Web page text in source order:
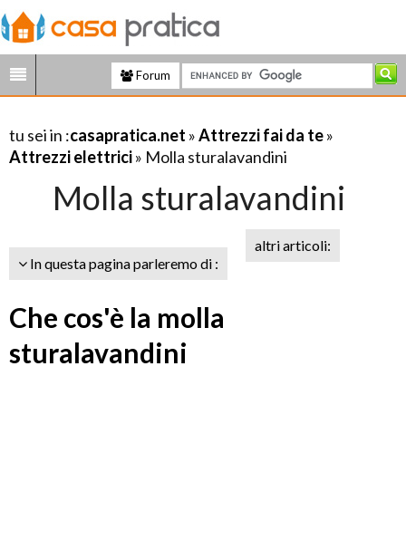
Forum
tu sei in :casapratica.net »Attrezzi fai da te»
Attrezzi elettrici» Molla sturalavandini
Molla sturalavandini
In questa pagina parleremo di :
altri articoli:
Che cos'è la molla
sturalavandini